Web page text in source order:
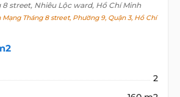
8 street, Nhiêu Lộc ward, Hồ Chí Minh
Tháng 8 street, Phường 9, Quận 3, Hồ Chí
2